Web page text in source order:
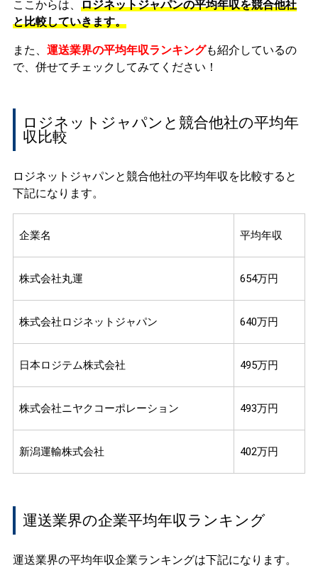
ここからは、 ロジネットジャパンの平均年収を競合他社
と比較していきます。
また、 運送業界の平均年収ランキングも紹介しているの
で、併せてチェックしてみてください！
ロジネットジャパンと競合他社の平均年
収比較
ロジネットジャパンと競合他社の平均年収を比較すると
下記になります。
企業名 平均年収
株式会社丸運 654万円
株式会社ロジネットジャパン 640万円
日本ロジテム株式会社 495万円
株式会社ニヤクコーポレーション 493万円
新潟運輸株式会社 402万円
運送業界の企業平均年収ランキング
運送業界の平均年収企業ランキングは下記になります。